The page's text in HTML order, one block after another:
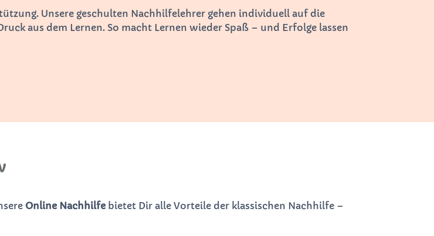
Unsere geschulten Nachhilfelehrer gehen individuell auf die
aus dem Lernen. So macht Lernen wieder Spaß – und Erfolge lassen
Online Nachhilfe bietet Dir alle Vorteile der klassischen Nachhilfe –